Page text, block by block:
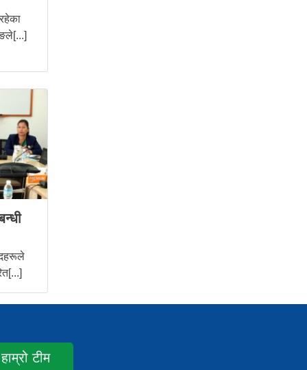
हाम्रो टीम